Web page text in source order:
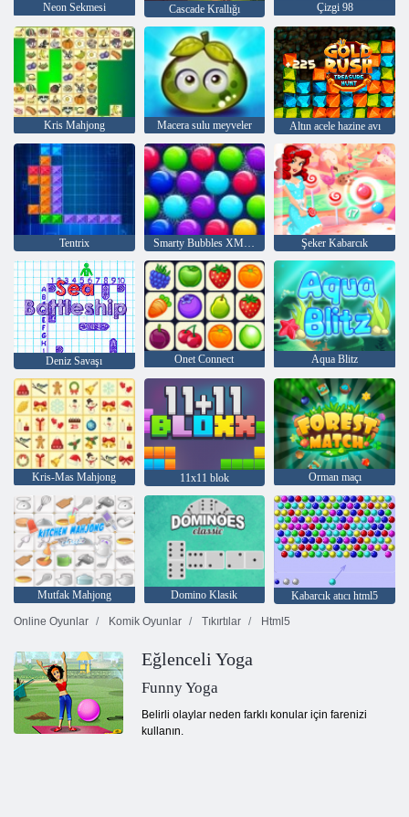
Neon Sekmesi Cascade Krallığı Çizgi 98
Kris Mahjong Macera sulu meyveler Altın acele hazine avı
Tentrix Smarty Bubbles XMas Sürümü Şeker Kabarcık
Deniz Savaşı Onet Connect Aqua Blitz
Kris-Mas Mahjong 11x11 blok Orman maçı
Mutfak Mahjong Domino Klasik
Kabarcık atıcı html5
Online Oyunlar
Komik Oyunlar Tıkırtılar Html5
Eğlenceli Yoga
Funny Yoga
Belirli olaylar neden farklı konular için farenizi
kullanın.